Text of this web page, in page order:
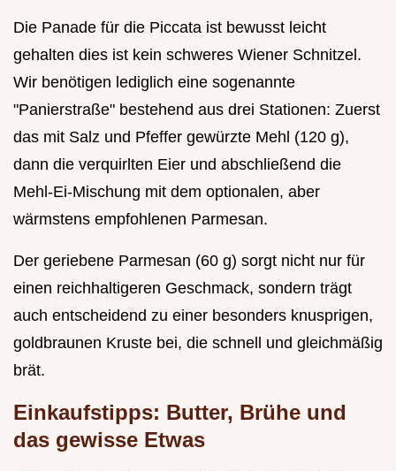
Die Panade für die Piccata ist bewusst leicht
gehalten dies ist kein schweres Wiener Schnitzel.
Wir benötigen lediglich eine sogenannte
"Panierstraße" bestehend aus drei Stationen: Zuerst
das mit Salz und Pfeffer gewürzte Mehl (120 g),
dann die verquirlten Eier und abschließend die
Mehl-Ei-Mischung mit dem optionalen, aber
wärmstens empfohlenen Parmesan.
Der geriebene Parmesan (60 g) sorgt nicht nur für
einen reichhaltigeren Geschmack, sondern trägt
auch entscheidend zu einer besonders knusprigen,
goldbraunen Kruste bei, die schnell und gleichmäßig
brät.
Einkaufstipps: Butter, Brühe und
das gewisse Etwas